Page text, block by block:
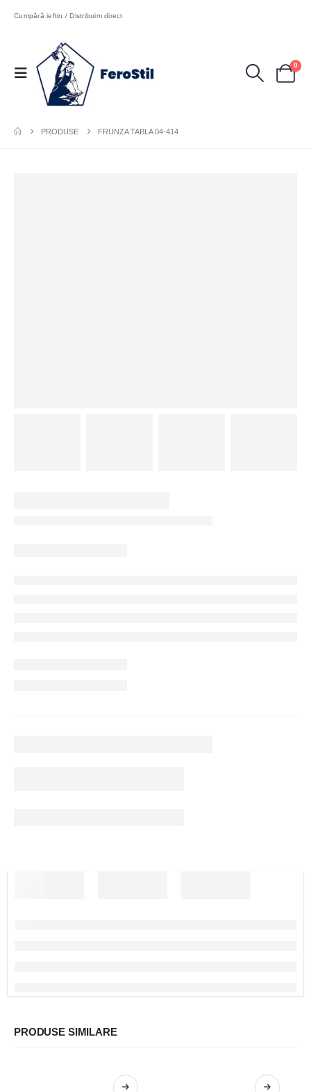
Cumpără ieftin / Distribuim direct
0
PRODUSE FRUNZA TABLA 04-414
PRODUSE SIMILARE